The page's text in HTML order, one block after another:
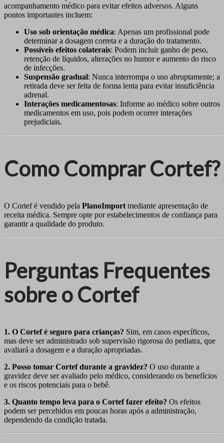
acompanhamento médico para evitar efeitos adversos. Alguns
pontos importantes incluem:
Uso sob orientação médica: Apenas um profissional pode
determinar a dosagem correta e a duração do tratamento.
Possíveis efeitos colaterais: Podem incluir ganho de peso,
retenção de líquidos, alterações no humor e aumento do risco
de infecções.
Suspensão gradual: Nunca interrompa o uso abruptamente; a
retirada deve ser feita de forma lenta para evitar insuficiência
adrenal.
Interações medicamentosas: Informe ao médico sobre outros
medicamentos em uso, pois podem ocorrer interações
prejudiciais.
Como Comprar Cortef?
O Cortef é vendido pela PlanoImport mediante apresentação de
receita médica. Sempre opte por estabelecimentos de confiança para
garantir a qualidade do produto.
Perguntas Frequentes
sobre o Cortef
1. O Cortef é seguro para crianças? Sim, em casos específicos,
mas deve ser administrado sob supervisão rigorosa do pediatra, que
avaliará a dosagem e a duração apropriadas.
2. Posso tomar Cortef durante a gravidez? O uso durante a
gravidez deve ser avaliado pelo médico, considerando os benefícios
e os riscos potenciais para o bebê.
3. Quanto tempo leva para o Cortef fazer efeito? Os efeitos
podem ser percebidos em poucas horas após a administração,
dependendo da condição tratada.